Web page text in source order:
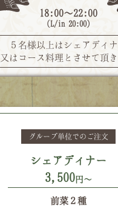
18:00〜22:00
（L/in 20:00）
５名様以上はシェアディ
又はコース料理とさせて頂
グループ単位でのご注文
シェアディナー
3,500円～
前菜２種